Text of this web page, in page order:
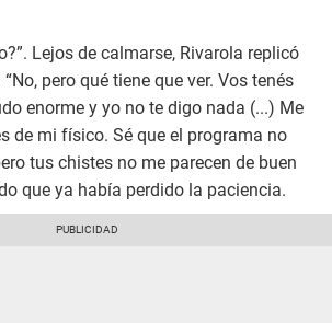
Lejos de calmarse, Rivarola replicó
pero qué tiene que ver. Vos tenés
enorme y yo no te digo nada (...) Me
de mi físico. Sé que el programa no
tus chistes no me parecen de buen
que ya había perdido la paciencia.